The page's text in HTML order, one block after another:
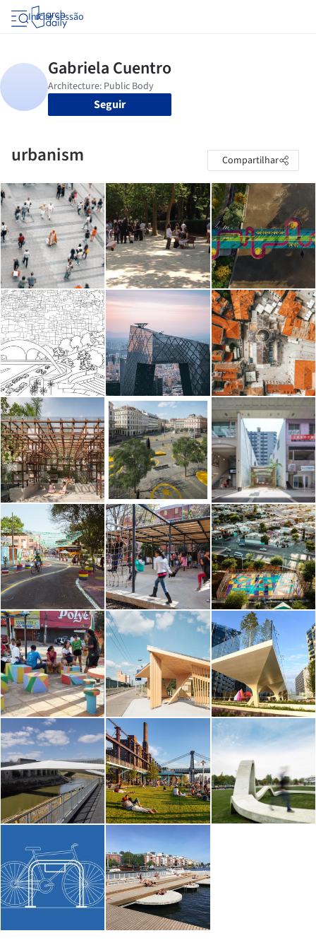
Iniciar sessão
Seguir
urbanism Compartilhar